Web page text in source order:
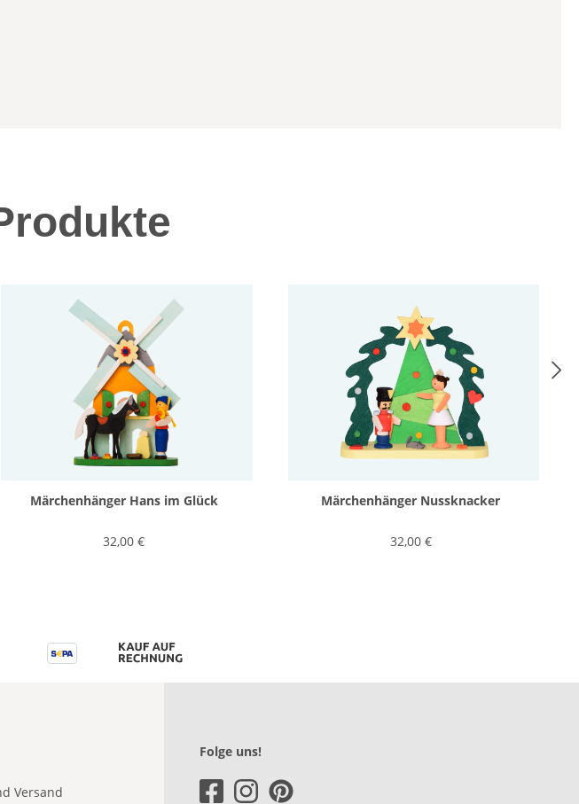
Märchenhänger Hans im Glück
32,00 €
Märchenhänger Nussknacker
32,00 €
Versand
Folge uns!